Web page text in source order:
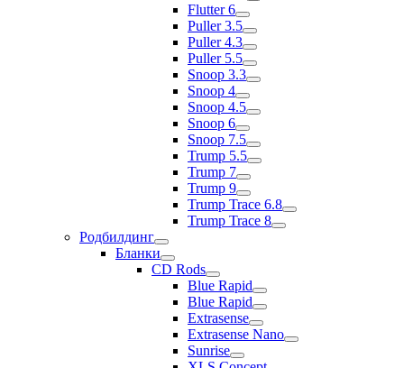
Flutter 6
Puller 3.5
Puller 4.3
Puller 5.5
Snoop 3.3
Snoop 4
Snoop 4.5
Snoop 6
Snoop 7.5
Trump 5.5
Trump 7
Trump 9
Trump Trace 6.8
Trump Trace 8
Родбилдинг
Бланки
CD Rods
Blue Rapid
Blue Rapid
Extrasense
Extrasense Nano
Sunrise